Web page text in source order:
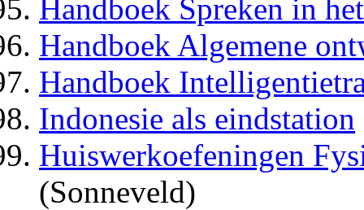
Handboek Spreken in
Handboek Algemene
Handboek
Indonesie als eindstation
Huiswerkoefeningen
(Sonneveld)